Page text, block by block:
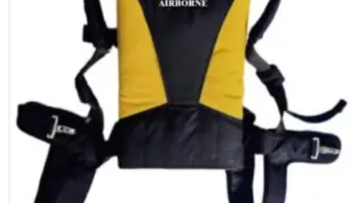
сложных условиях, обеспечивающее стабильную
производительность и оперативную гибкость, сравнимую
с системами, такими как RA-1.